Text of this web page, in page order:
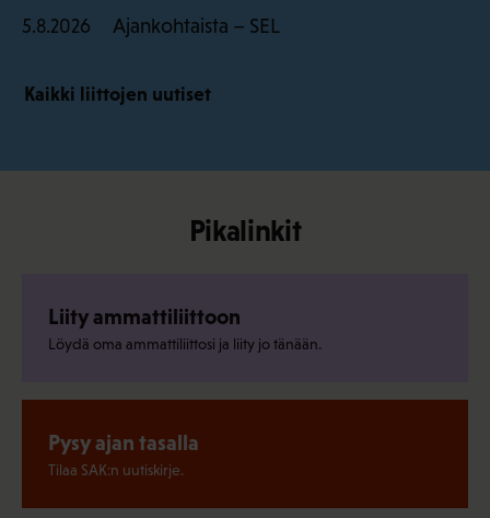
5.8.2026 Ajankohtaista – SEL
Kaikki liittojen uutiset
Pikalinkit
Liity ammattiliittoon
Löydä oma ammattiliittosi ja liity jo tänään.
Pysy ajan tasalla
Tilaa SAK:n uutiskirje.